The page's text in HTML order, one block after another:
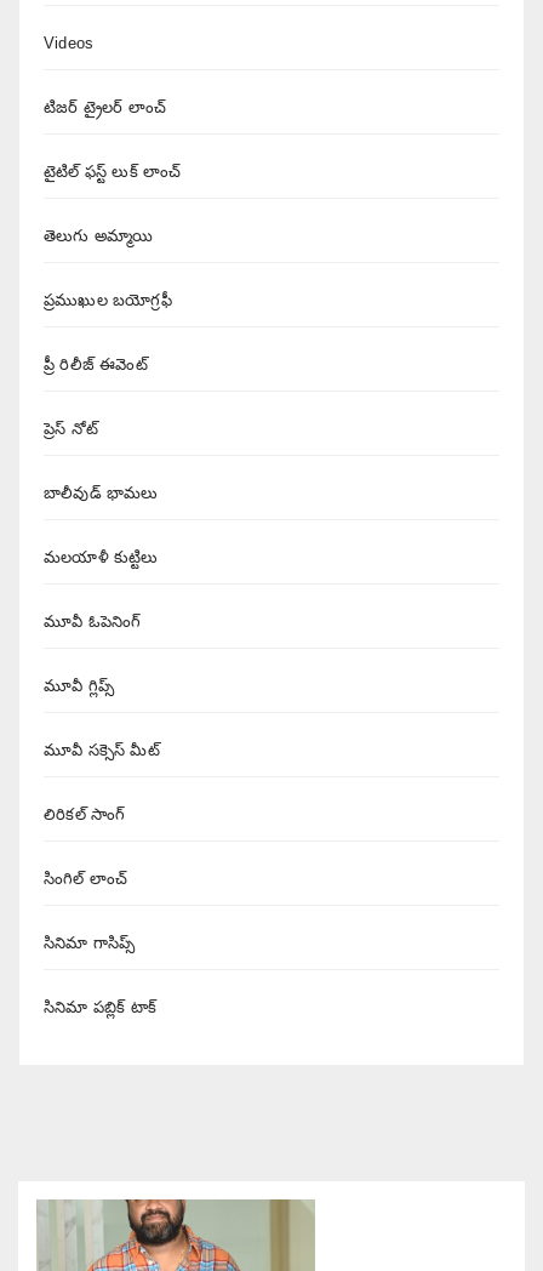
Videos
టిజర్ ట్రైలర్ లాంచ్
టైటిల్ ఫస్ట్ లుక్ లాంచ్
తెలుగు అమ్మాయి
ప్రముఖుల బయోగ్రఫీ
ప్రీ రిలీజ్ ఈవెంట్
ప్రెస్ నోట్
బాలీవుడ్ భామలు
మలయాళీ కుట్టిలు
మూవీ ఓపెనింగ్
మూవీ గ్లిప్స్
మూవీ సక్సెస్ మీట్
లిరికల్ సాంగ్
సింగిల్ లాంచ్
సినిమా గాసిప్స్
సినిమా పబ్లిక్ టాక్